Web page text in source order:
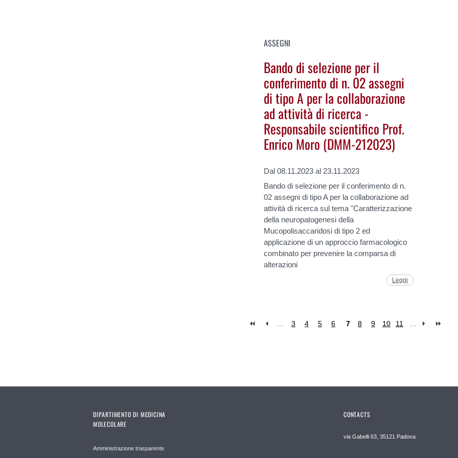
ASSEGNI
Bando di selezione per il
conferimento di n. 02 assegni
di tipo A per la collaborazione
ad attività di ricerca -
Responsabile scientifico Prof.
Enrico Moro (DMM-212023)
Dal 08.11.2023 al 23.11.2023
Bando di selezione per il conferimento di n.
02 assegni di tipo A per la collaborazione ad
attività di ricerca sul tema "Caratterizzazione
della neuropatogenesi della
Mucopolisaccaridosi di tipo 2 ed
applicazione di un approccio farmacologico
combinato per prevenire la comparsa di
alterazioni
Leggi
… 3 4 5 6 7 8 9 10 11 …
DIPARTIMENTO DI MEDICINA
MOLECOLARE
Amministrazione trasparente
CONTACTS
via Gabelli 63, 35121 Padova